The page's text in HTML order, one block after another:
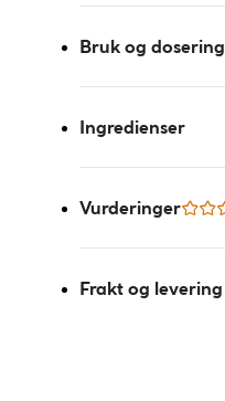
Bruk og dosering
Ingredienser
Vurderinger
Frakt og levering